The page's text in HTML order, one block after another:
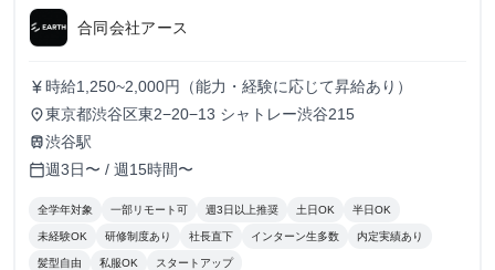
合同会社アース
currency_yen 時給1,250~2,000円（能力・経験に応じて昇給あり）
place東京都渋谷区東2−20−13 シャトレー渋谷215
train渋谷駅
calendar_today週3日〜 / 週15時間〜
全学年対象 一部リモート可 週3日以上推奨 土日OK 半日OK
未経験OK 研修制度あり 社長直下 インターン生多数 内定実績あり
髪型自由 私服OK スタートアップ